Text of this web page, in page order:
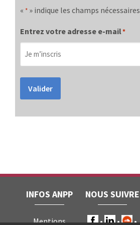
« * » indique les champs nécessaires
Entrez votre adresse e-mail*
Valider
INFOS ANPP
Mentions
NOUS SUIVRE